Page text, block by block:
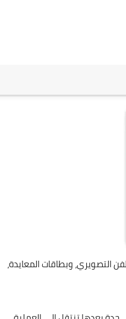
التصويري، وبطاقات المعايدة،